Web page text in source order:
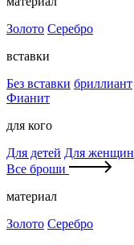
Золото Серебро
вставки
Без вставки бриллиант
Фианит
для кого
Для детей Для женщин
Все броши
материал
Золото Серебро